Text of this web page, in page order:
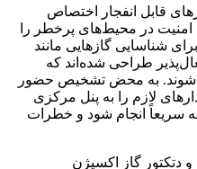
قابل انفجار اختصاص
امنیت در محیط‌های پرخطر را
شناسایی گازهایی مانند
طراحی شده‌اند که
شوند. به محض تشخیص حضور
لازم را به پنل مرکزی
سریعاً انجام شود و خطرات